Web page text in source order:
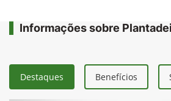
Informações sobre
Destaques Benefícios